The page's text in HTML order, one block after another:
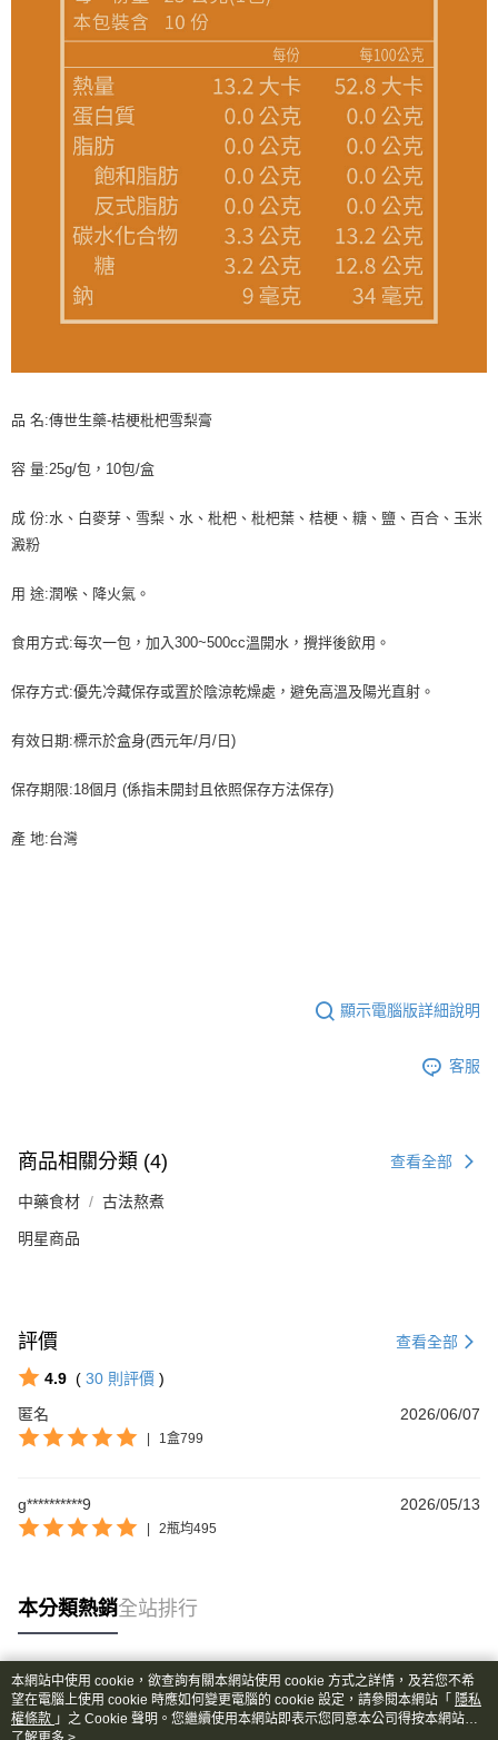
品 名:傳世生藥-桔梗枇杷雪梨膏
容 量:25g/包，10包/盒
成 份:水、白麥芽、雪梨、水、枇杷、枇杷葉、桔梗、糖、鹽、百合、玉米
澱粉
用 途:潤喉、降火氣。
食用方式:每次一包，加入300~500cc溫開水，攪拌後飲用。
保存方式:優先冷藏保存或置於陰涼乾燥處，避免高溫及陽光直射。
有效日期:標示於盒身(西元年/月/日)
保存期限:18個月 (係指未開封且依照保存方法保存)
產 地:台灣
顯示電腦版詳細說明
客服
商品相關分類 (4) 查看全部
中藥食材 古法熬煮
明星商品
評價 查看全部
4.9 ( 30 則評價 )
匿名
2026/06/07
| 1盒799
g**********9 2026/05/13
| 2瓶均495
本分類熱銷全站排行
熱門標籤
本網站中使用 cookie，欲查詢有關本網站使用 cookie 方式之詳情，及若您不希
望在電腦上使用 cookie 時應如何變更電腦的 cookie 設定，請參閱本網站「 隱私
權條款 」之 Cookie 聲明。您繼續使用本網站即表示您同意本公司得按本網站使